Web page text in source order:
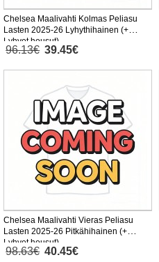
Chelsea Maalivahti Kolmas Peliasu
Lasten 2025-26 Lyhythihainen (+
Lyhyet housut)
96.13€ 39.45€
Chelsea Maalivahti Vieras Peliasu
Lasten 2025-26 Pitkähihainen (+
Lyhyet housut)
98.63€ 40.45€